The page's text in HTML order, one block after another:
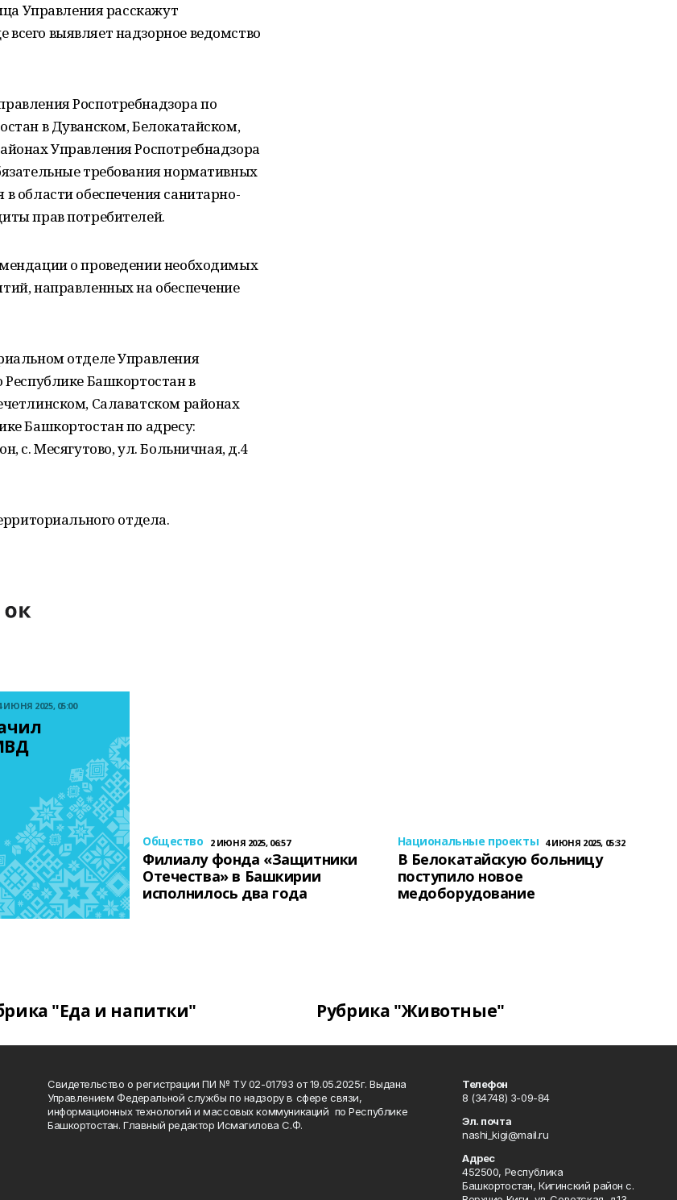
Управления расскажут
выявляет надзорное ведомство
Роспотребнадзора по
в Дуванском, Белокатайском,
Управления Роспотребнадзора
требования нормативных
области обеспечения санитарно-
прав потребителей.
о проведении необходимых
направленных на обеспечение
отделе Управления
Республике Башкортостан в
Салаватском районах
Башкортостан по адресу:
с. Месягутово, ул. Больничная, д.4
отдела.
ИЮНЯ 2025, 05:00
Общество 2 ИЮНЯ 2025, 06:57
Филиалу фонда «Защитники
Отечества» в Башкирии
исполнилось два года
Национальные проекты 4 ИЮНЯ 2025, 05:32
В Белокатайскую больницу
поступило новое
медоборудование
"Еда и напитки" Рубрика "Животные"
Свидетельство о регистрации ПИ № ТУ 02-01793 от 19.05.2025г. Выдана
Управлением Федеральной службы по надзору в сфере связи,
информационных технологий и массовых коммуникаций по Республике
Башкортостан. Главный редактор Исмагилова С.Ф.
Телефон
8 (34748) 3-09-84
Эл. почта
nashi_kigi@mail.ru
Адрес
452500, Республика
Башкортостан, Кигинский район с.